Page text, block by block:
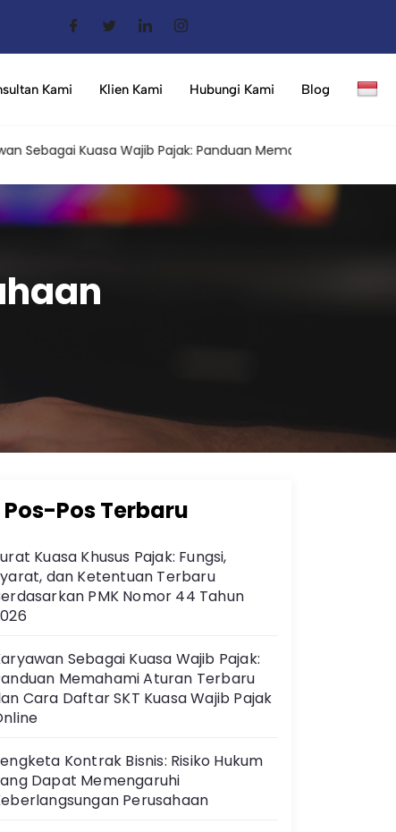
Kami Klien Kami Hubungi Kami Blog
Kuasa Wajib Pajak: Panduan Memahami Aturan Terbaru
Pos-Pos Terbaru
Kuasa Khusus Pajak: Fungsi,
dan Ketentuan Terbaru
PMK Nomor 44 Tahun
Sebagai Kuasa Wajib Pajak:
Memahami Aturan Terbaru
Cara Daftar SKT Kuasa Wajib Pajak
Kontrak Bisnis: Risiko Hukum
Dapat Memengaruhi
Perusahaan